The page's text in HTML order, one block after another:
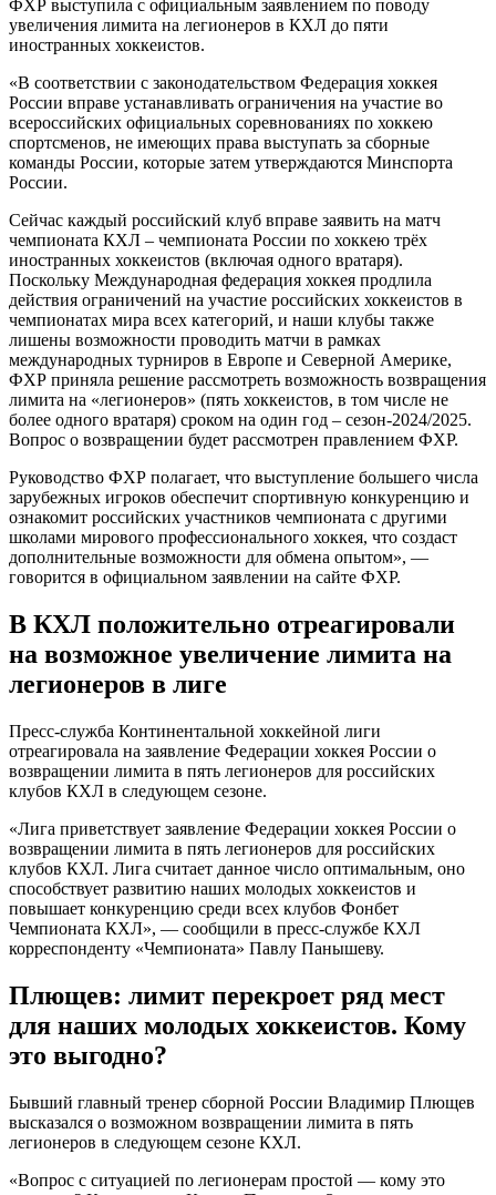
ФХР выступила с официальным заявлением по поводу
увеличения лимита на легионеров в КХЛ до пяти
иностранных хоккеистов.
«В соответствии с законодательством Федерация хоккея
России вправе устанавливать ограничения на участие во
всероссийских официальных соревнованиях по хоккею
спортсменов, не имеющих права выступать за сборные
команды России, которые затем утверждаются Минспорта
России.
Сейчас каждый российский клуб вправе заявить на матч
чемпионата КХЛ – чемпионата России по хоккею трёх
иностранных хоккеистов (включая одного вратаря).
Поскольку Международная федерация хоккея продлила
действия ограничений на участие российских хоккеистов в
чемпионатах мира всех категорий, и наши клубы также
лишены возможности проводить матчи в рамках
международных турниров в Европе и Северной Америке,
ФХР приняла решение рассмотреть возможность возвращения
лимита на «легионеров» (пять хоккеистов, в том числе не
более одного вратаря) сроком на один год – сезон-2024/2025.
Вопрос о возвращении будет рассмотрен правлением ФХР.
Руководство ФХР полагает, что выступление большего числа
зарубежных игроков обеспечит спортивную конкуренцию и
ознакомит российских участников чемпионата с другими
школами мирового профессионального хоккея, что создаст
дополнительные возможности для обмена опытом», —
говорится в официальном заявлении на сайте ФХР.
В КХЛ положительно отреагировали
на возможное увеличение лимита на
легионеров в лиге
Пресс-служба Континентальной хоккейной лиги
отреагировала на заявление Федерации хоккея России о
возвращении лимита в пять легионеров для российских
клубов КХЛ в следующем сезоне.
«Лига приветствует заявление Федерации хоккея России о
возвращении лимита в пять легионеров для российских
клубов КХЛ. Лига считает данное число оптимальным, оно
способствует развитию наших молодых хоккеистов и
повышает конкуренцию среди всех клубов Фонбет
Чемпионата КХЛ», — сообщили в пресс-службе КХЛ
корреспонденту «Чемпионата» Павлу Панышеву.
Плющев: лимит перекроет ряд мест
для наших молодых хоккеистов. Кому
это выгодно?
Бывший главный тренер сборной России Владимир Плющев
высказался о возможном возвращении лимита в пять
легионеров в следующем сезоне КХЛ.
«Вопрос с ситуацией по легионерам простой — кому это